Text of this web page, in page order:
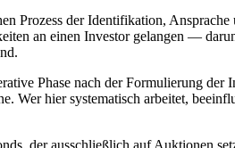
Prozess der Identifikation,
an einen Investor gelangen —
Phase nach der Formulierung
Wer hier systematisch arbeitet,
der ausschließlich auf Auktionen